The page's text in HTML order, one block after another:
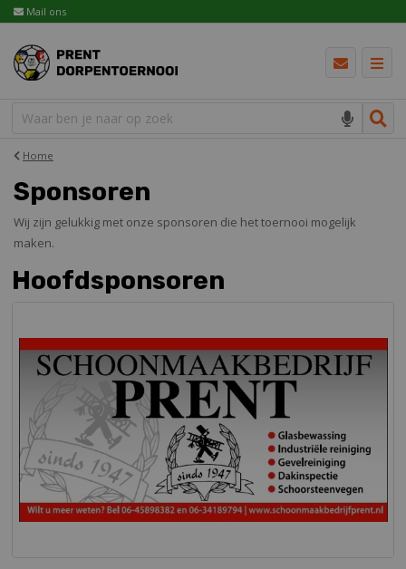
Mail ons
Home
Sponsoren
Wij zijn gelukkig met onze sponsoren die het toernooi mogelijk
maken.
Hoofdsponsoren